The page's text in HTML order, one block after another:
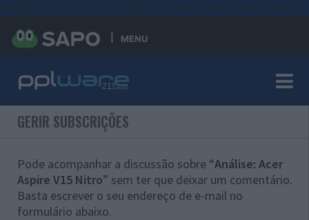
MENU
GERIR SUBSCRIÇÕES
Pode acompanhar a discussão sobre “Análise: Acer
Aspire V15 Nitro” sem ter que deixar um comentário.
Basta escrever o seu endereço de e-mail no
formulário abaixo.